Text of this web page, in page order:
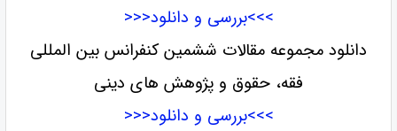
>>>بررسی و دانلود<<<
دانلود مجموعه مقالات ششمین کنفرانس بین المللی
فقه، حقوق و پژوهش های دینی
>>>بررسی و دانلود<<<